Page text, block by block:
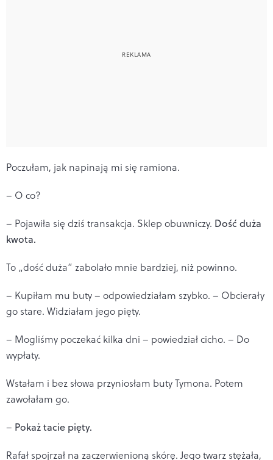
Poczułam, jak napinają mi się ramiona.
– O co?
– Pojawiła się dziś transakcja. Sklep obuwniczy. Dość duża
kwota.
To „dość duża” zabolało mnie bardziej, niż powinno.
– Kupiłam mu buty – odpowiedziałam szybko. – Obcierały
go stare. Widziałam jego pięty.
– Mogliśmy poczekać kilka dni – powiedział cicho. – Do
wypłaty.
Wstałam i bez słowa przyniosłam buty Tymona. Potem
zawołałam go.
– Pokaż tacie pięty.
Rafał spojrzał na zaczerwienioną skórę. Jego twarz stężała,